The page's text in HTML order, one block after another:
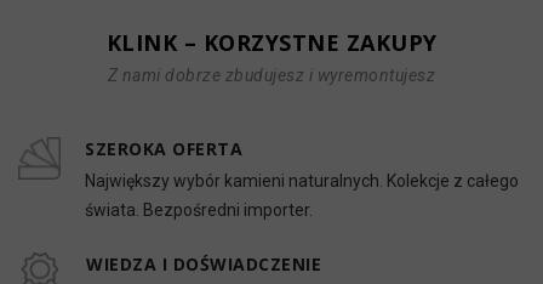
KLINK – KORZYSTNE ZAKUPY
Z nami dobrze zbudujesz i wyremontujesz
SZEROKA OFERTA
Największy wybór kamieni naturalnych. Kolekcje z całego
świata. Bezpośredni importer.
WIEDZA I DOŚWIADCZENIE